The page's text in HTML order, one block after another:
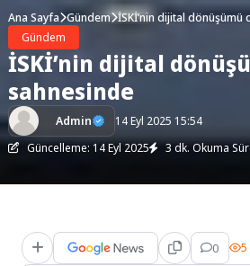
Ana Sayfa Gündem İSKİ’nin dijital dönüşümü
Gündem
İSKİ’nin dijital
sahnesinde
Admin
14 Eyl 2025 15:54
Güncelleme: 14 Eyl 2025
3 dk. Okuma
0 5